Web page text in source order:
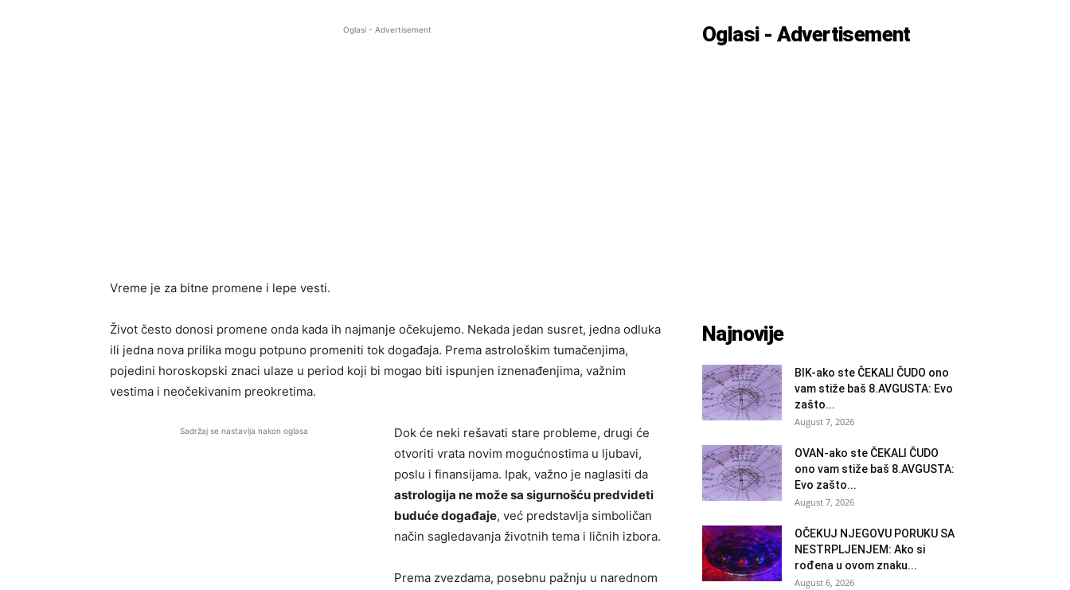
Oglasi - Advertisement
Vreme je za bitne promene i lepe vesti.
Život često donosi promene onda kada ih najmanje očekujemo. Nekada jedan susret, jedna odluka
ili jedna nova prilika mogu potpuno promeniti tok događaja. Prema astrološkim tumačenjima,
pojedini horoskopski znaci ulaze u period koji bi mogao biti ispunjen iznenađenjima, važnim
vestima i neočekivanim preokretima.
Sadržaj se nastavlja nakon oglasa
Dok će neki rešavati stare probleme, drugi će
otvoriti vrata novim mogućnostima u ljubavi,
poslu i finansijama. Ipak, važno je naglasiti da
astrologija ne može sa sigurnošću predvideti
buduće događaje, već predstavlja simboličan
način sagledavanja životnih tema i ličnih izbora.
Prema zvezdama, posebnu pažnju u narednom
Oglasi - Advertisement
Najnovije
BIK-ako ste ČEKALI ČUDO ono
vam stiže baš 8.AVGUSTA: Evo
zašto...
August 7, 2026
OVAN-ako ste ČEKALI ČUDO
ono vam stiže baš 8.AVGUSTA:
Evo zašto...
August 7, 2026
OČEKUJ NJEGOVU PORUKU SA
NESTRPLJENJEM: Ako si
rođena u ovom znaku...
August 6, 2026